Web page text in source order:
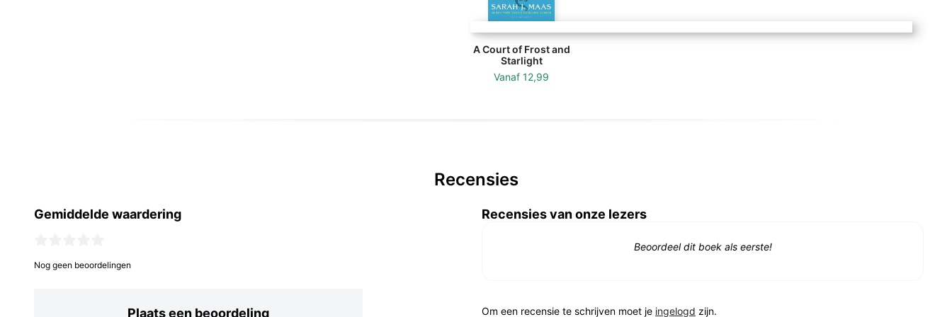
A Court of Frost and
Starlight
Vanaf 12,99
Recensies
Gemiddelde waardering
Nog geen beoordelingen
Plaats een beoordeling
Recensies van onze lezers
Beoordeel dit boek als eerste!
Om een recensie te schrijven moet je ingelogd zijn.